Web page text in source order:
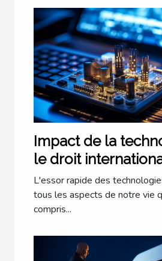
Impact de la
le droit
L'essor rapide des
tous les aspects de notre vie
compris...